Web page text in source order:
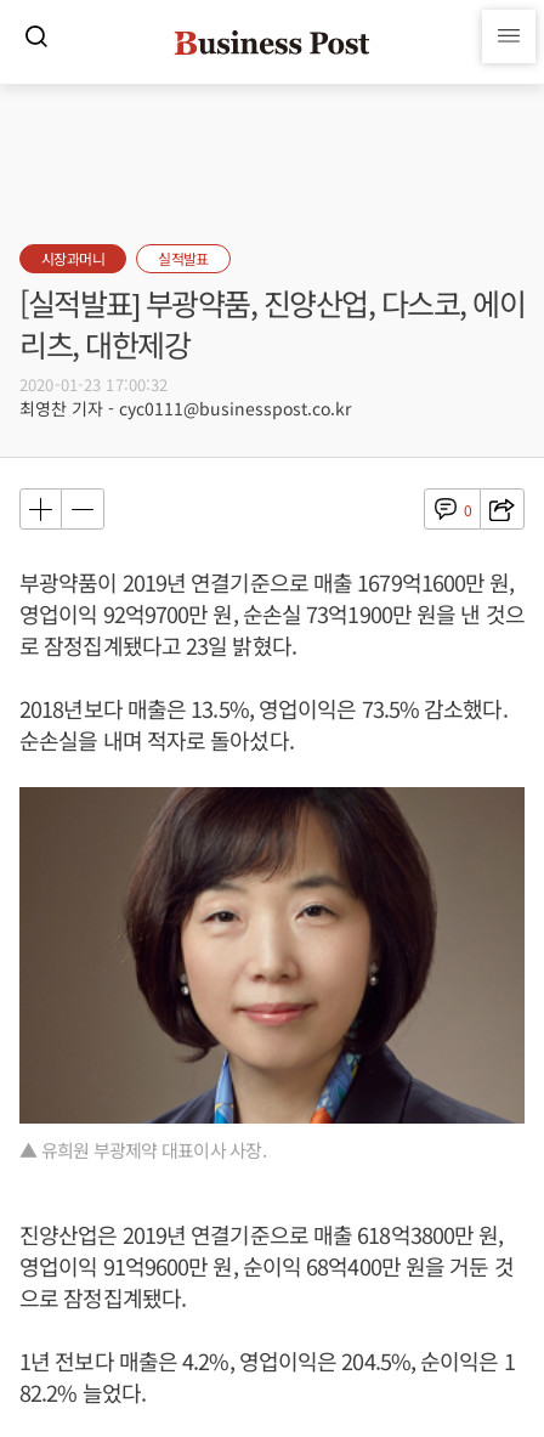
시장과머니 실적발표
[실적발표] 부광약품, 진양산업, 다스코, 에이
리츠, 대한제강
2020-01-23 17:00:32
최영찬 기자 - cyc0111@businesspost.co.kr
0
부광약품이 2019년 연결기준으로 매출 1679억1600만 원,
영업이익 92억9700만 원, 순손실 73억1900만 원을 낸 것으
로 잠정집계됐다고 23일 밝혔다.
2018년보다 매출은 13.5%, 영업이익은 73.5% 감소했다.
순손실을 내며 적자로 돌아섰다.
▲ 유희원 부광제약 대표이사 사장.
진양산업은 2019년 연결기준으로 매출 618억3800만 원,
영업이익 91억9600만 원, 순이익 68억400만 원을 거둔 것
으로 잠정집계됐다.
1년 전보다 매출은 4.2%, 영업이익은 204.5%, 순이익은 1
82.2% 늘었다.